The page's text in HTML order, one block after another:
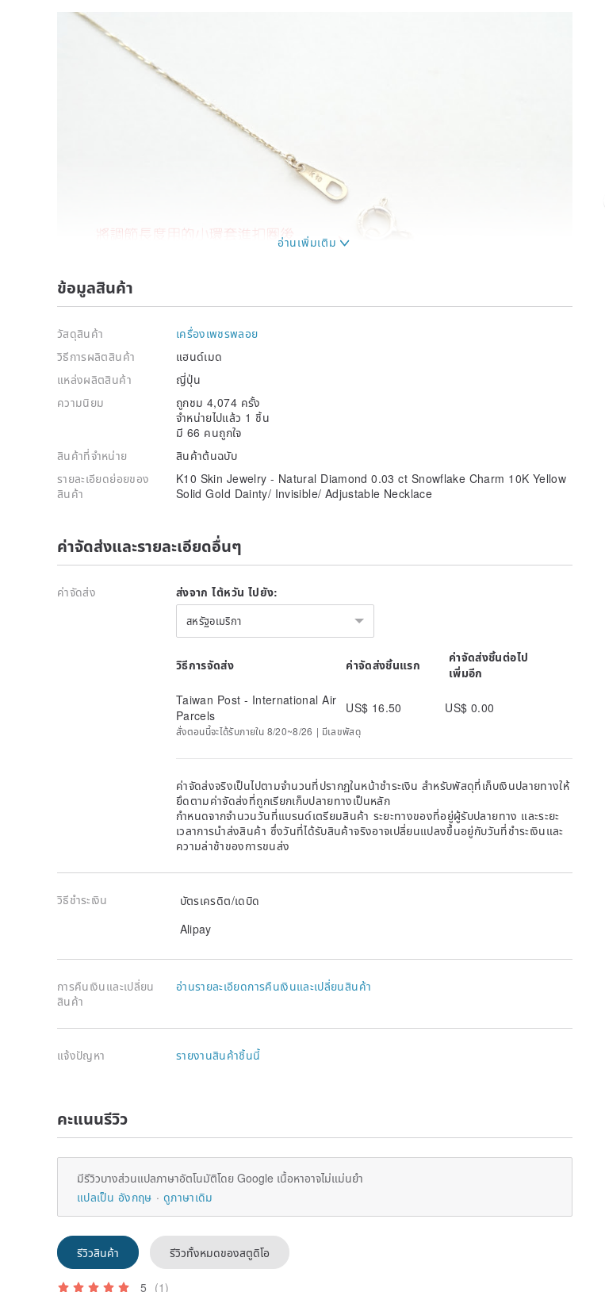
ข้อมูลสินค้า
วัสดุสินค้า
เครื่องเพชรพลอย
วิธีการผลิตสินค้า
แฮนด์เมด
แหล่งผลิตสินค้า
ญี่ปุ่น
ความนิยม
ถูกชม 4,074 ครั้ง
จำหน่ายไปแล้ว 1 ชิ้น
มี 66 คนถูกใจ
สินค้าที่จำหน่าย
สินค้าต้นฉบับ
รายละเอียดย่อยของ
สินค้า
K10 Skin Jewelry - Natural Diamond 0.03 ct Snowflake Charm 10K Yellow
Solid Gold Dainty/ Invisible/ Adjustable Necklace
ค่าจัดส่งและรายละเอียดอื่นๆ
ค่าจัดส่ง ส่งจาก ไต้หวัน ไปยัง:
สหรัฐอเมริกา
วิธีการจัดส่ง ค่าจัดส่งชิ้นแรก
ค่าจัดส่งชิ้นต่อไป
เพิ่มอีก
Taiwan Post - International Air
Parcels
US$ 16.50 US$ 0.00
สั่งตอนนี้จะได้รับภายใน 8/20~8/26 | มีเลขพัสดุ
ค่าจัดส่งจริงเป็นไปตามจำนวนที่ปรากฏในหน้าชำระเงิน สำหรับพัสดุที่เก็บเงินปลายทางให้
ยึดตามค่าจัดส่งที่ถูกเรียกเก็บปลายทางเป็นหลัก
กำหนดจากจำนวนวันที่แบรนด์เตรียมสินค้า ระยะทางของที่อยู่ผู้รับปลายทาง และระยะ
เวลาการนำส่งสินค้า ซึ่งวันที่ได้รับสินค้าจริงอาจเปลี่ยนแปลงขึ้นอยู่กับวันที่ชำระเงินและ
ความล่าช้าของการขนส่ง
วิธีชำระเงิน
บัตรเครดิต/เดบิด
Alipay
การคืนเงินและเปลี่ยน
สินค้า
อ่านรายละเอียดการคืนเงินและเปลี่ยนสินค้า
แจ้งปัญหา รายงานสินค้าชิ้นนี้
คะแนนรีวิว
มีรีวิวบางส่วนแปลภาษาอัตโนมัติโดย Google เนื้อหาอาจไม่แม่นยำ
แปลเป็น อังกฤษ
ดูภาษาเดิม
รีวิวสินค้า รีวิวทั้งหมดของสตูดิโอ
5 (1)